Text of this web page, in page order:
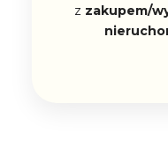
z zakupem/